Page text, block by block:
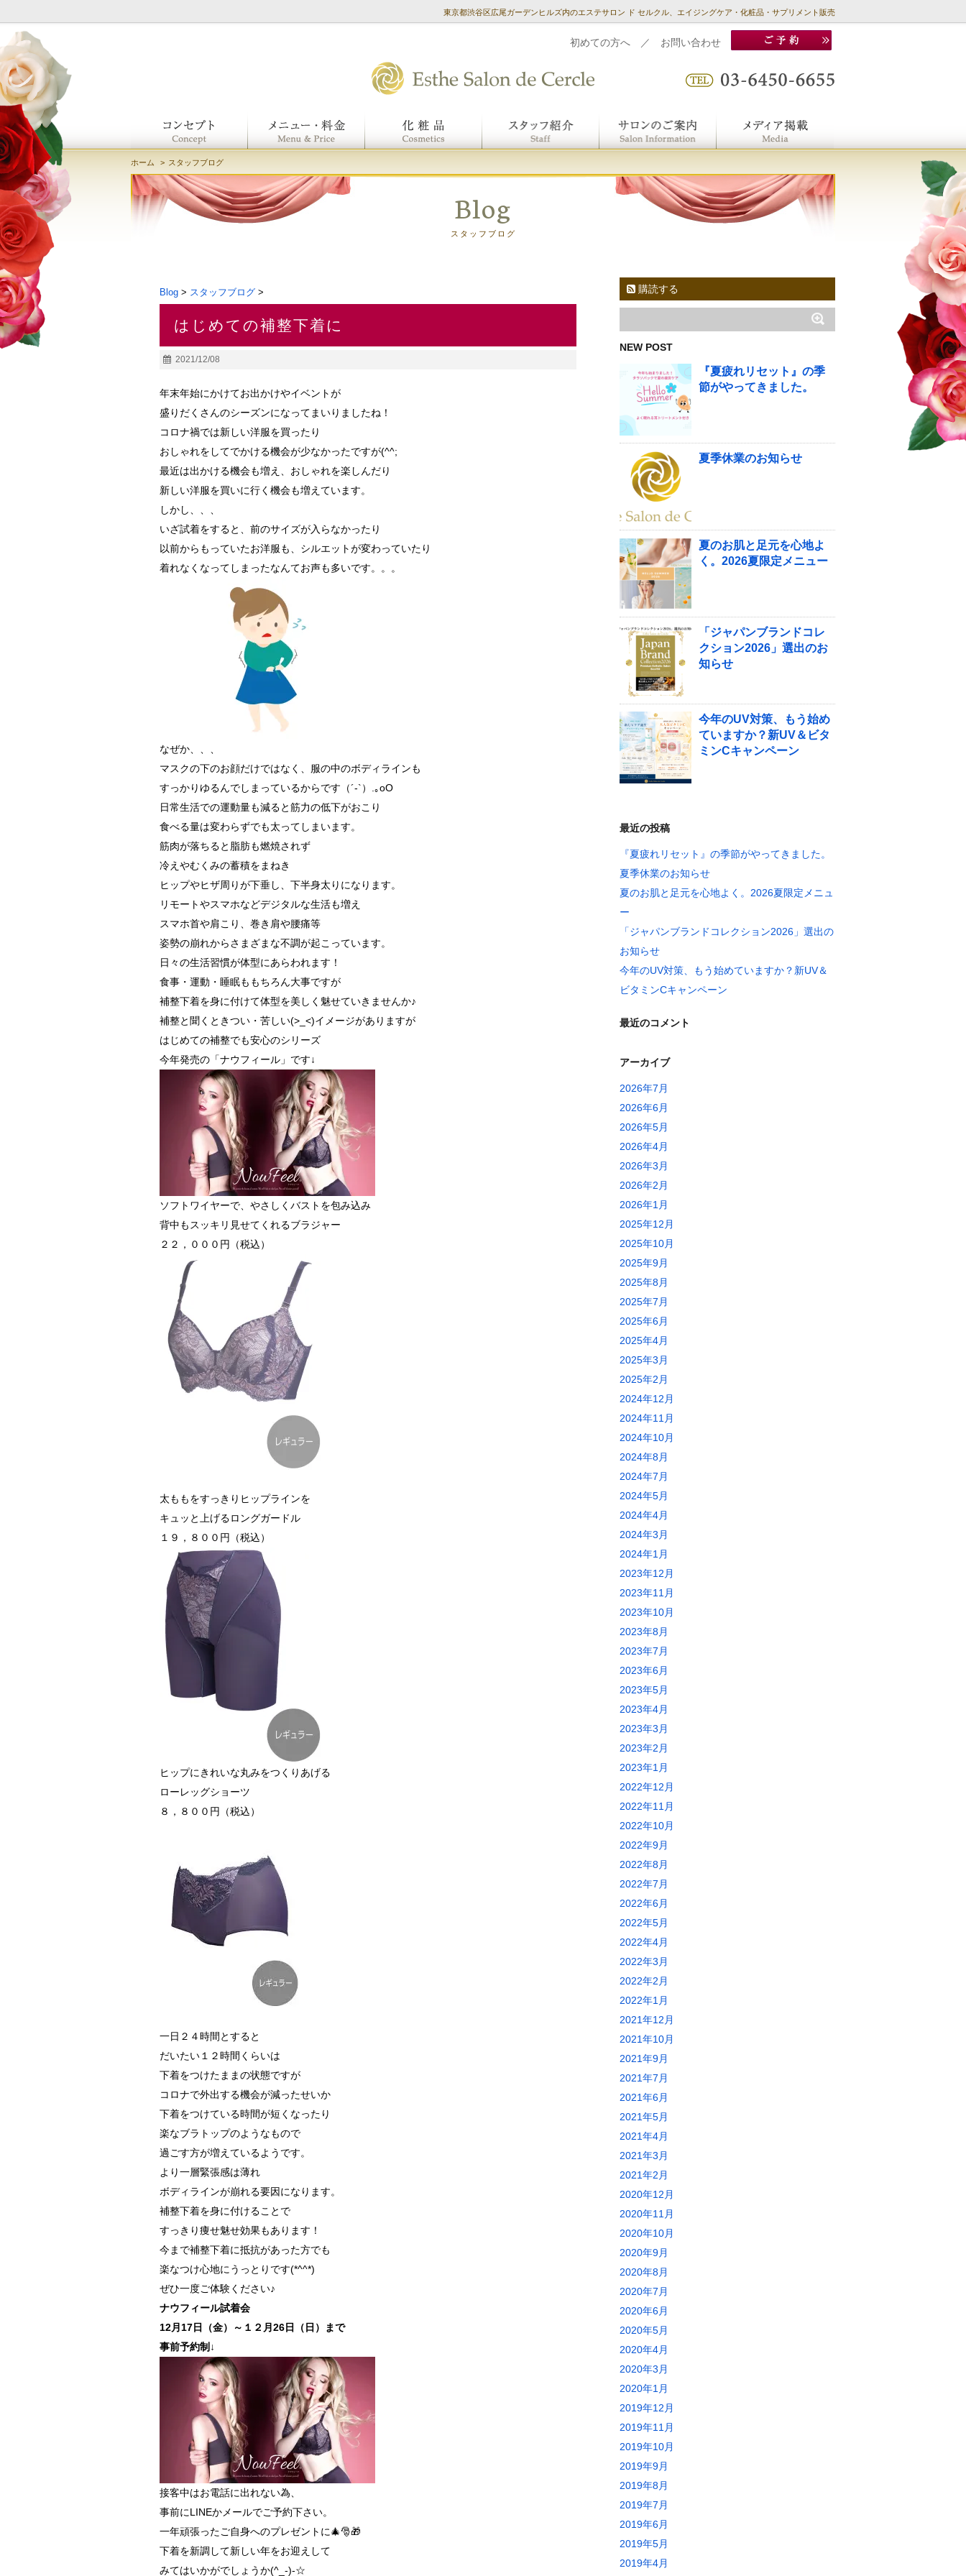
東京都渋谷区広尾ガーデンヒルズ内のエステサロン ド セルクル、エイジングケア・化粧品・サプリメント販売
初めての方へ ／ お問い合わせ
ホーム スタッフブログ
Blog
スタッフブログ
Blog > スタッフブログ >
はじめての補整下着に
2021/12/08
年末年始にかけてお出かけやイベントが
盛りだくさんのシーズンになってまいりましたね！
コロナ禍では新しい洋服を買ったり
おしゃれをしてでかける機会が少なかったですが(^^;
最近は出かける機会も増え、おしゃれを楽しんだり
新しい洋服を買いに行く機会も増えています。
しかし、、、
いざ試着をすると、前のサイズが入らなかったり
以前からもっていたお洋服も、シルエットが変わっていたり
着れなくなってしまったなんてお声も多いです。。。
なぜか、、、
マスクの下のお顔だけではなく、服の中のボディラインも
すっかりゆるんでしまっているからです（´-`）.｡oO
日常生活での運動量も減ると筋力の低下がおこり
食べる量は変わらずでも太ってしまいます。
筋肉が落ちると脂肪も燃焼されず
冷えやむくみの蓄積をまねき
ヒップやヒザ周りが下垂し、下半身太りになります。
リモートやスマホなどデジタルな生活も増え
スマホ首や肩こり、巻き肩や腰痛等
姿勢の崩れからさまざまな不調が起こっています。
日々の生活習慣が体型にあらわれます！
食事・運動・睡眠ももちろん大事ですが
補整下着を身に付けて体型を美しく魅せていきませんか♪
補整と聞くときつい・苦しい(>_<)イメージがありますが
はじめての補整でも安心のシリーズ
今年発売の「ナウフィール」です↓
ソフトワイヤーで、やさしくバストを包み込み
背中もスッキリ見せてくれるブラジャー
２２，０００円（税込）
太ももをすっきりヒップラインを
キュッと上げるロングガードル
１９，８００円（税込）
ヒップにきれいな丸みをつくりあげる
ローレッグショーツ
８，８００円（税込）
一日２４時間とすると
だいたい１２時間くらいは
下着をつけたままの状態ですが
コロナで外出する機会が減ったせいか
下着をつけている時間が短くなったり
楽なブラトップのようなもので
過ごす方が増えているようです。
より一層緊張感は薄れ
ボディラインが崩れる要因になります。
補整下着を身に付けることで
すっきり痩せ魅せ効果もあります！
今まで補整下着に抵抗があった方でも
楽なつけ心地にうっとりです(*^^*)
ぜひ一度ご体験ください♪
ナウフィール試着会
12月17日（金）～１２月26日（日）まで
事前予約制↓
接客中はお電話に出れない為、
事前にLINEかメールでご予約下さい。
一年頑張ったご自身へのプレゼントに🎄🎅🎁
下着を新調して新しい年をお迎えして
みてはいかがでしょうか(^_-)-☆
購読する
NEW POST
『夏疲れリセット』の季
節がやってきました。
夏季休業のお知らせ
夏のお肌と足元を心地よ
く。2026夏限定メニュー
「ジャパンブランドコレ
クション2026」選出のお
知らせ
今年のUV対策、もう始め
ていますか？新UV＆ビタ
ミンCキャンペーン
最近の投稿
『夏疲れリセット』の季節がやってきました。
夏季休業のお知らせ
夏のお肌と足元を心地よく。2026夏限定メニュ
ー
「ジャパンブランドコレクション2026」選出の
お知らせ
今年のUV対策、もう始めていますか？新UV＆
ビタミンCキャンペーン
最近のコメント
アーカイブ
2026年7月
2026年6月
2026年5月
2026年4月
2026年3月
2026年2月
2026年1月
2025年12月
2025年10月
2025年9月
2025年8月
2025年7月
2025年6月
2025年4月
2025年3月
2025年2月
2024年12月
2024年11月
2024年10月
2024年8月
2024年7月
2024年5月
2024年4月
2024年3月
2024年1月
2023年12月
2023年11月
2023年10月
2023年8月
2023年7月
2023年6月
2023年5月
2023年4月
2023年3月
2023年2月
2023年1月
2022年12月
2022年11月
2022年10月
2022年9月
2022年8月
2022年7月
2022年6月
2022年5月
2022年4月
2022年3月
2022年2月
2022年1月
2021年12月
2021年10月
2021年9月
2021年7月
2021年6月
2021年5月
2021年4月
2021年3月
2021年2月
2020年12月
2020年11月
2020年10月
2020年9月
2020年8月
2020年7月
2020年6月
2020年5月
2020年4月
2020年3月
2020年1月
2019年12月
2019年11月
2019年10月
2019年9月
2019年8月
2019年7月
2019年6月
2019年5月
2019年4月